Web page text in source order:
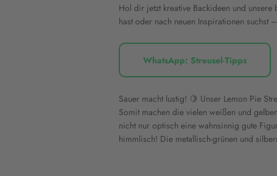
Hol dir jetzt kreative Backideen und
hast oder nach neuen Inspirationen
WhatsApp: Streusel-Tipps
Sauer macht lustig! 🍋 Unser Lemon Pie
Somit machen die vielen weißen und
nicht nur optisch eine wahnsinnig gute
himmlisch! Die metallisch-grünen und